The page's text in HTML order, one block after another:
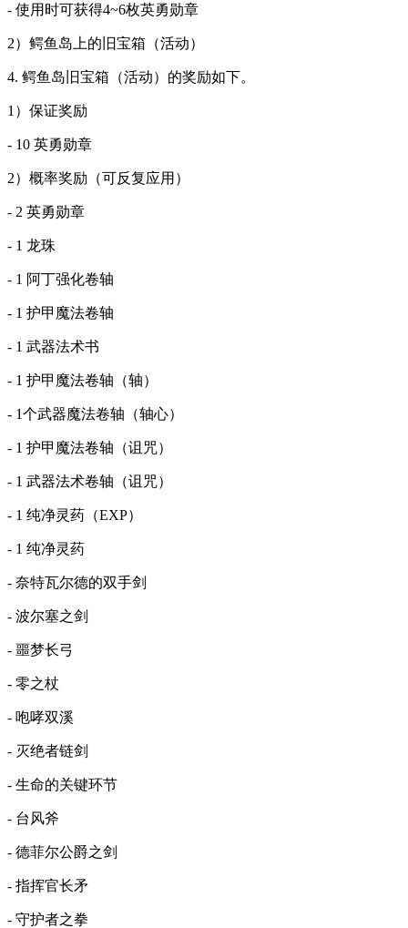
- 使用时可获得4~6枚英勇勋章
2）鳄鱼岛上的旧宝箱（活动）
4. 鳄鱼岛旧宝箱（活动）的奖励如下。
1）保证奖励
- 10 英勇勋章
2）概率奖励（可反复应用）
- 2 英勇勋章
- 1 龙珠
- 1 阿丁强化卷轴
- 1 护甲魔法卷轴
- 1 武器法术书
- 1 护甲魔法卷轴（轴）
- 1个武器魔法卷轴（轴心）
- 1 护甲魔法卷轴（诅咒）
- 1 武器法术卷轴（诅咒）
- 1 纯净灵药（EXP）
- 1 纯净灵药
- 奈特瓦尔德的双手剑
- 波尔塞之剑
- 噩梦长弓
- 零之杖
- 咆哮双溪
- 灭绝者链剑
- 生命的关键环节
- 台风斧
- 德菲尔公爵之剑
- 指挥官长矛
- 守护者之拳